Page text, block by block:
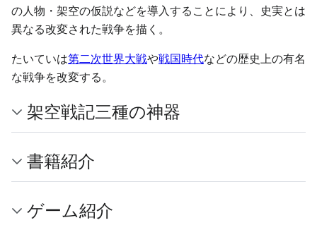
の人物・架空の仮説などを導入することにより、史実とは
異なる改変された戦争を描く。
たいていは第二次世界大戦や戦国時代などの歴史上の有名
な戦争を改変する。
架空戦記三種の神器
書籍紹介
ゲーム紹介